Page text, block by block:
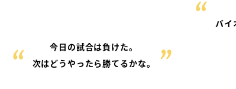
バイ
今日の試合は負けた。
次はどうやったら勝てるかな。